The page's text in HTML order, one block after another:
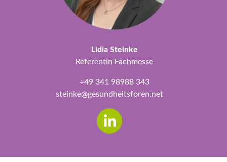
Lidia Steinke
Referentin Fachmesse
+49 341 98988 343
steinke@gesundheitsforen.net